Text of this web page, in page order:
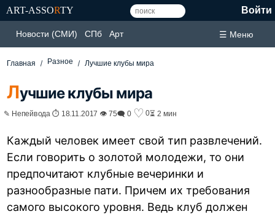
ART-ASSORTY Войти
Новости (СМИ) СПб Арт ☰ Меню
Главная Разное Лучшие клубы мира
Лучшие клубы мира
✎ Непейвода ⏱ 18.11.2017 👁 75🗨 0 ♡ 0⏳ 2 мин
Каждый человек имеет свой тип развлечений.
Если говорить о золотой молодежи, то они
предпочитают клубные вечеринки и
разнообразные пати. Причем их требования
самого высокого уровня. Ведь клуб должен